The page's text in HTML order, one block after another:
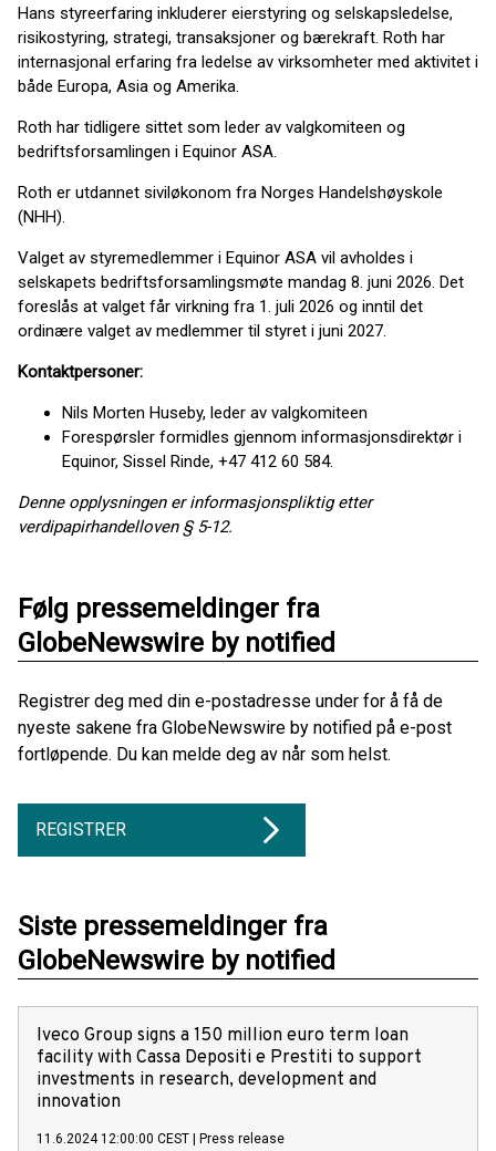
Hans styreerfaring inkluderer eierstyring og selskapsledelse,
risikostyring, strategi, transaksjoner og bærekraft. Roth har
internasjonal erfaring fra ledelse av virksomheter med aktivitet i
både Europa, Asia og Amerika.
Roth har tidligere sittet som leder av valgkomiteen og
bedriftsforsamlingen i Equinor ASA.
Roth er utdannet siviløkonom fra Norges Handelshøyskole
(NHH).
Valget av styremedlemmer i Equinor ASA vil avholdes i
selskapets bedriftsforsamlingsmøte mandag 8. juni 2026. Det
foreslås at valget får virkning fra 1. juli 2026 og inntil det
ordinære valget av medlemmer til styret i juni 2027.
Kontaktpersoner:
Nils Morten Huseby, leder av valgkomiteen
Forespørsler formidles gjennom informasjonsdirektør i
Equinor, Sissel Rinde, +47 412 60 584.
Denne opplysningen er informasjonspliktig etter
verdipapirhandelloven § 5-12.
Følg pressemeldinger fra
GlobeNewswire by notified
Registrer deg med din e-postadresse under for å få de
nyeste sakene fra GlobeNewswire by notified på e-post
fortløpende. Du kan melde deg av når som helst.
REGISTRER
Siste pressemeldinger fra
GlobeNewswire by notified
Iveco Group signs a 150 million euro term loan
facility with Cassa Depositi e Prestiti to support
investments in research, development and
innovation
11.6.2024 12:00:00 CEST Press release